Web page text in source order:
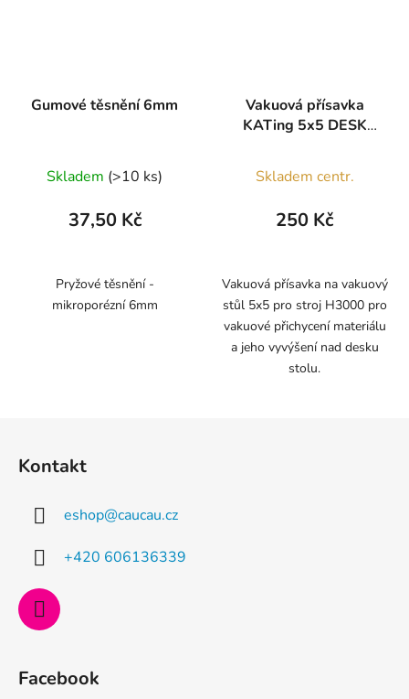
Gumové těsnění 6mm
Skladem (>10 ks)
37,50 Kč
Pryžové těsnění -
mikroporézní 6mm
Vakuová přísavka
KATing 5x5 DESK
Skladem centr.
250 Kč
Vakuová přísavka na vakuový
stůl 5x5 pro stroj H3000 pro
vakuové přichycení materiálu
a jeho vyvýšení nad desku
stolu.
Kontakt
eshop@caucau.cz
+420 606136339
Facebook